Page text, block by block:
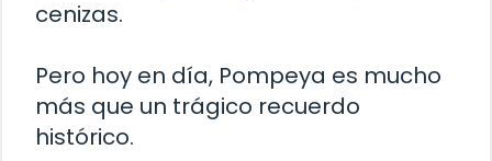
cenizas.
Pero hoy en día, Pompeya es mucho
más que un trágico recuerdo
histórico.